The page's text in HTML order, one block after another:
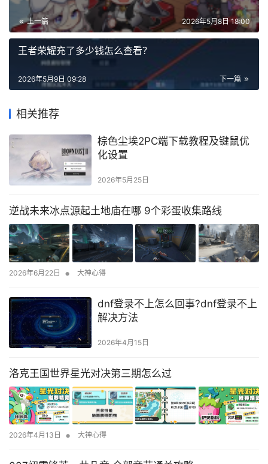
上一篇 2026年5月8日 18:00
王者荣耀充了多少钱怎么查看？
下一篇
2026年5月9日 09:28
相关推荐
棕色尘埃2PC端下载教程及键鼠优
化设置
2026年5月25日
逆战未来冰点源起土地庙在哪 9个彩蛋收集路线
2026年6月22日 • 大神心得
dnf登录不上怎么回事?dnf登录不上
解决方法
2026年4月15日
洛克王国世界星光对决第三期怎么过
2026年4月13日 • 大神心得